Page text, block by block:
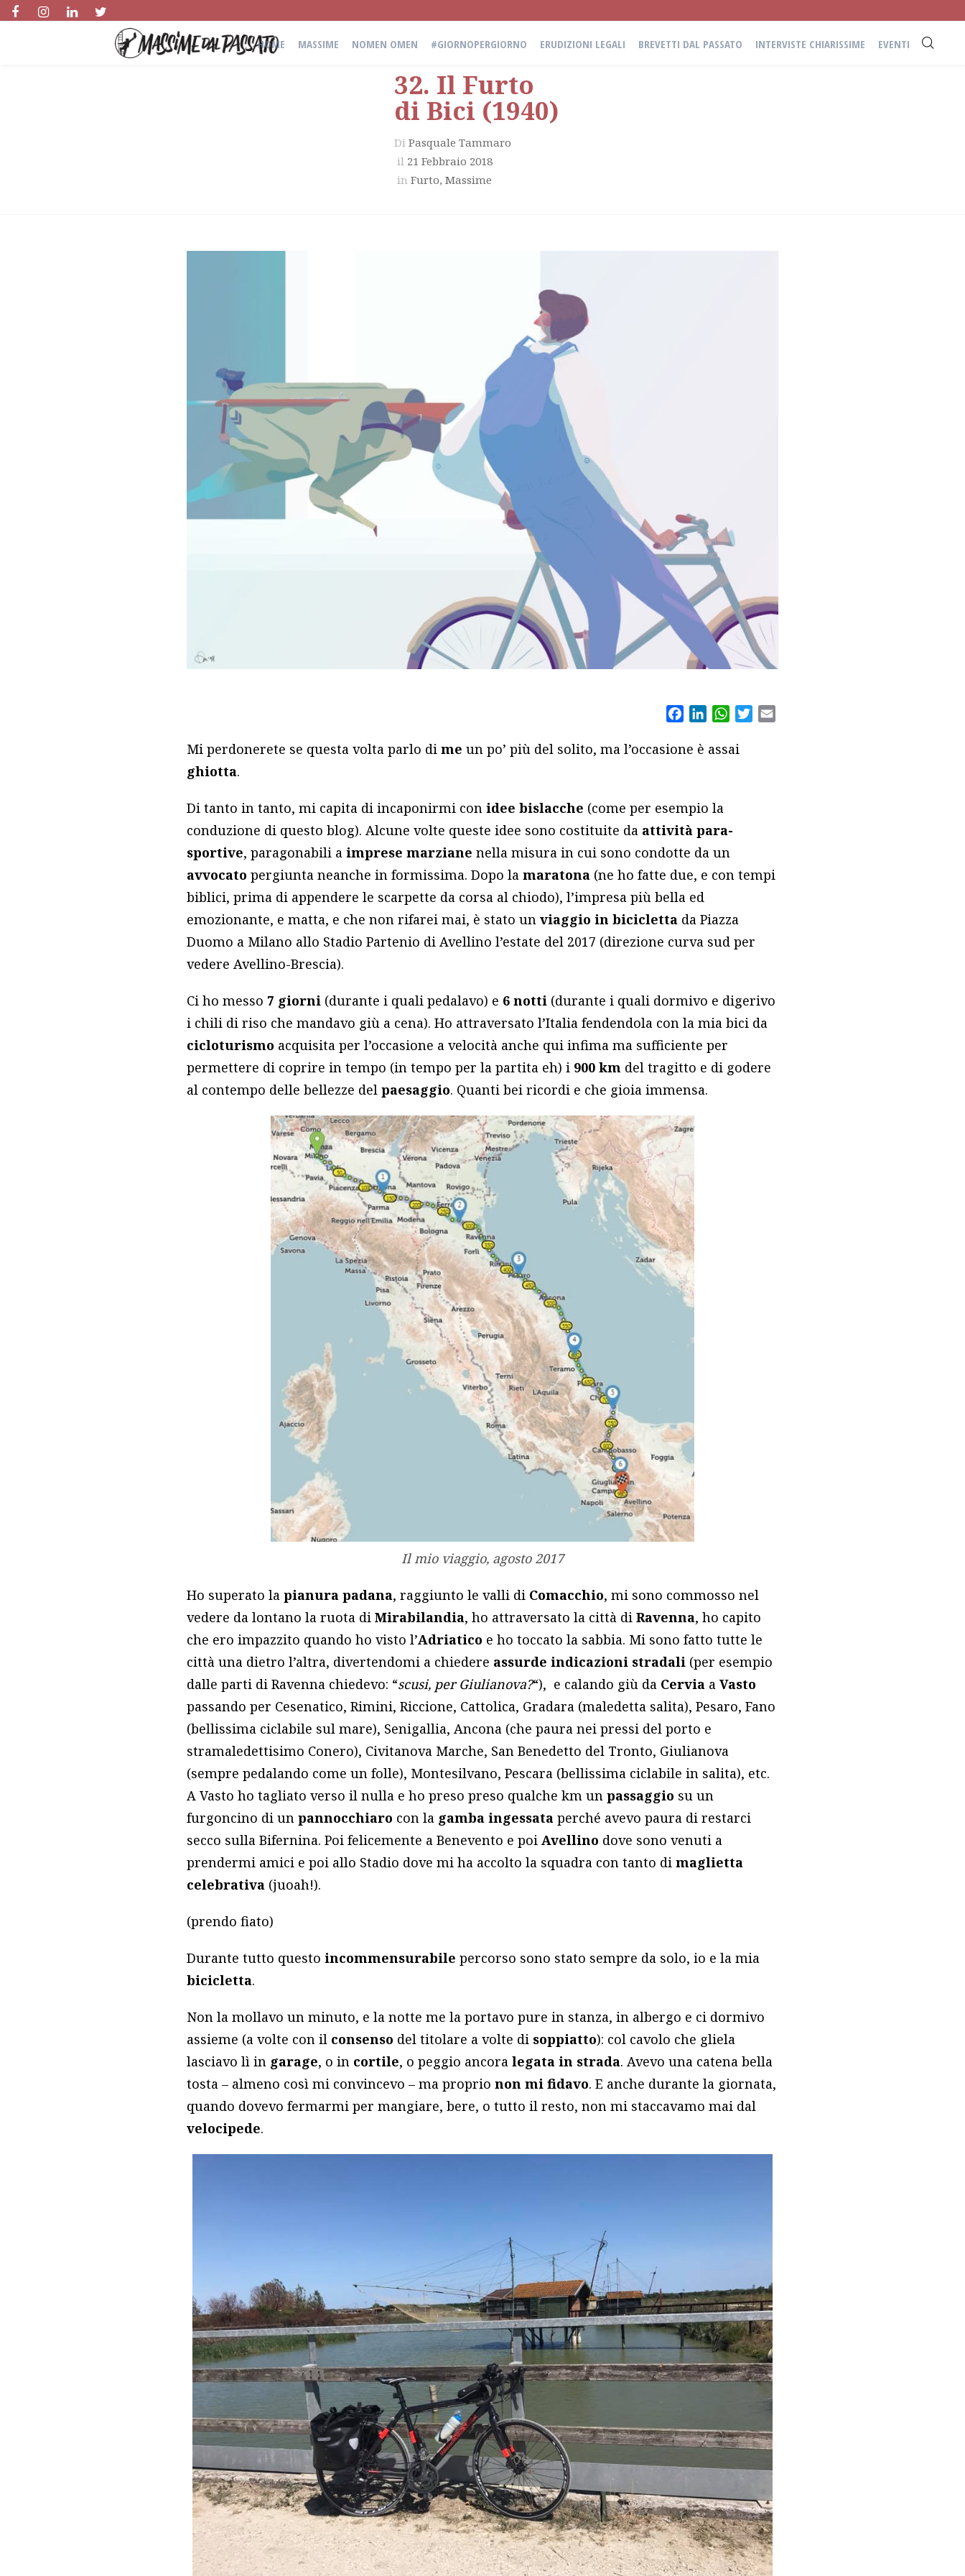
HOME MASSIME NOMEN OMEN #GIORNOPERGIORNO ERUDIZIONI LEGALI BREVETTI DAL PASSATO INTERVISTE CHIARISSIME EVENTI
32. Il Furto
di Bici (1940)
Di Pasquale Tammaro
il 21 Febbraio 2018
in Furto, Massime
FacebookLinkedInWhatsApp
Twitter
Mi perdonerete se questa volta parlo dime un po’ più del solito, ma l’occasione è assai
ghiotta.
Di tanto in tanto, mi capita di incaponirmi conidee bislacche (come per esempio la
conduzione di questo blog). Alcune volte queste idee sono costituite da attività para-
sportive, paragonabili aimprese marziane nella misura in cui sono condotte da un
avvocato pergiunta neanche in formissima. Dopo lamaratona (ne ho fatte due, e con tempi
biblici, prima di appendere le scarpette da corsa al chiodo), l’impresa più bella ed
emozionante, e matta, e che non rifarei mai, è stato unviaggio in bicicletta da Piazza
Duomo a Milano allo Stadio Partenio di Avellino l’estate del 2017 (direzione curva sud per
vedere Avellino-Brescia).
Ci ho messo 7 giorni (durante i quali pedalavo) e 6 notti (durante i quali dormivo e digerivo
i chili di riso che mandavo giù a cena). Ho attraversato l’Italia fendendola con la mia bici da
cicloturismo acquisita per l’occasione a velocità anche qui infima ma sufficiente per
permettere di coprire in tempo (in tempo per la partita eh) i 900 km del tragitto e di godere
al contempo delle bellezze delpaesaggio. Quanti bei ricordi e che gioia immensa.
Il mio viaggio, agosto 2017
Ho superato lapianura padana, raggiunto le valli di Comacchio, mi sono commosso nel
vedere da lontano la ruota diMirabilandia, ho attraversato la città diRavenna, ho capito
che ero impazzito quando ho visto l’Adriatico e ho toccato la sabbia. Mi sono fatto tutte le
città una dietro l’altra, divertendomi a chiedere assurde indicazioni stradali (per esempio
dalle parti di Ravenna chiedevo: “scusi, per Giulianova?“), e calando giù da Cervia aVasto
passando per Cesenatico, Rimini, Riccione, Cattolica, Gradara (maledetta salita), Pesaro, Fano
(bellissima ciclabile sul mare), Senigallia, Ancona (che paura nei pressi del porto e
stramaledettisimo Conero), Civitanova Marche, San Benedetto del Tronto, Giulianova
(sempre pedalando come un folle), Montesilvano, Pescara (bellissima ciclabile in salita), etc.
A Vasto ho tagliato verso il nulla e ho preso preso qualche km unpassaggio su un
furgoncino di unpannocchiaro con la gamba ingessata perché avevo paura di restarci
secco sulla Bifernina. Poi felicemente a Benevento e poiAvellino dove sono venuti a
prendermi amici e poi allo Stadio dove mi ha accolto la squadra con tanto dimaglietta
celebrativa (juoah!).
(prendo fiato)
Durante tutto questoincommensurabile percorso sono stato sempre da solo, io e la mia
bicicletta.
Non la mollavo un minuto, e la notte me la portavo pure in stanza, in albergo e ci dormivo
assieme (a volte con il consenso del titolare a volte di soppiatto): col cavolo che gliela
lasciavo lì in garage, o in cortile, o peggio ancoralegata in strada. Avevo una catena bella
tosta – almeno così mi convincevo – ma proprionon mi fidavo. E anche durante la giornata,
quando dovevo fermarmi per mangiare, bere, o tutto il resto, non mi staccavamo mai dal
velocipede.